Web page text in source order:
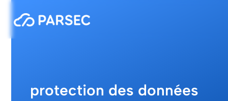
protection des données